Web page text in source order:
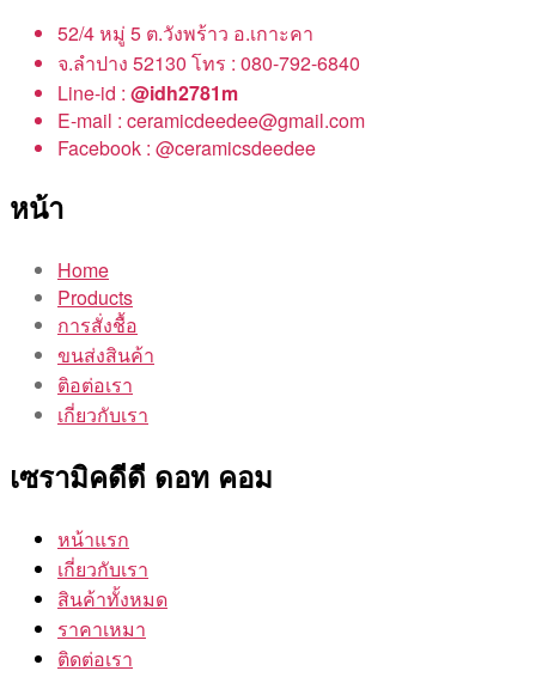
52/4 หมู่ 5 ต.วังพร้าว อ.เกาะคา
จ.ลำปาง 52130 โทร : 080-792-6840
Line-id : @idh2781m
E-mail : ceramicdeedee@gmail.com
Facebook : @ceramicsdeedee
หน้า
Home
Products
การสั่งชื้อ
ขนส่งสินค้า
ติอต่อเรา
เกี่ยวกับเรา
เซรามิคดีดี ดอท คอม
หน้าแรก
เกี่ยวกับเรา
สินค้าทั้งหมด
ราคาเหมา
ติดต่อเรา